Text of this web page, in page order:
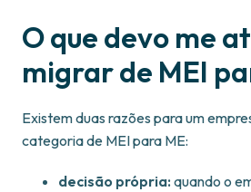
O que devo me
migrar de MEI
Existem duas razões para um
categoria de MEI para ME:
decisão própria: quando o